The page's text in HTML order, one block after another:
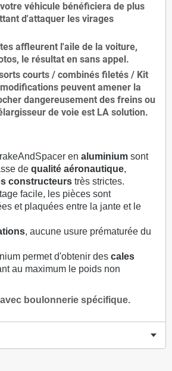
véhicule bénéficiera de plus
d'attaquer les virages
affleurent l'aile de la voiture,
le résultat en sans appel.
courts / combinés filetés / Kit
peuvent amener la
dangereusement des freins ou
de voie est LA solution.
en aluminium sont
de qualité aéronautique,
constructeurs très strictes.
facile, les pièces sont
et plaquées entre la jante et le
, aucune usure prématurée du
permet d'obtenir des cales
au maximum le poids non
boulonnerie spécifique.